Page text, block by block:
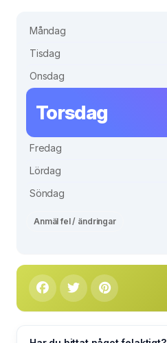
Måndag
Tisdag
Onsdag
Torsdag
Fredag
Lördag
Söndag
Anmäl fel / ändringar